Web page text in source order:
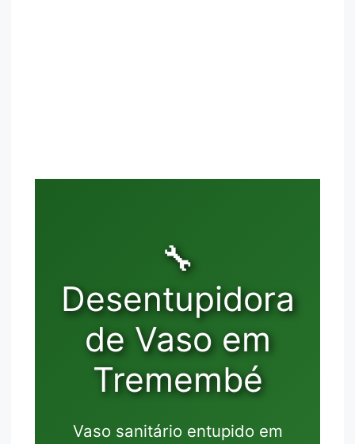
🔧
Desentupidora
de Vaso em
Tremembé
Vaso sanitário entupido em